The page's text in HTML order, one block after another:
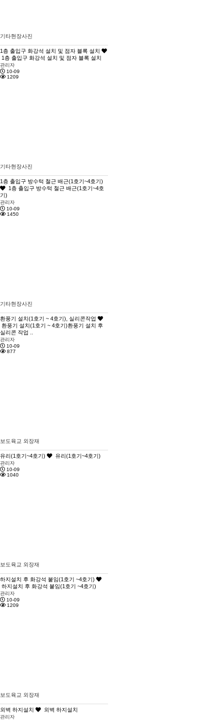
기타현장사진
1층 출입구 화강석 설치 및 점자 블록 설치
1층 출입구 화강석 설치 및 점자 블록 설치
관리자
10-09
1209
기타현장사진
1층 출입구 방수턱 철근 배근(1호기~4호기)
1층 출입구 방수턱 철근 배근(1호기~4호
기)
관리자
10-09
1450
기타현장사진
환풍기 설치(1호기 ~ 4호기), 실리콘작업
환풍기 설치(1호기 ~ 4호기)환풍기 설치 후
실리콘 작업 ..
관리자
10-09
877
보도육교 외장재
유리(1호기~4호기) 유리(1호기~4호기)
관리자
10-09
1040
보도육교 외장재
하지설치 후 화강석 붙임(1호기 ~4호기)
하지설치 후 화강석 붙임(1호기 ~4호기)
관리자
10-09
1209
보도육교 외장재
외벽 하지설치 외벽 하지설치
관리자